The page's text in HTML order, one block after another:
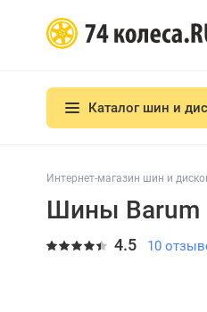
Каталог шин и
Интернет-магазин шин и
Шины Barum
4.5 10